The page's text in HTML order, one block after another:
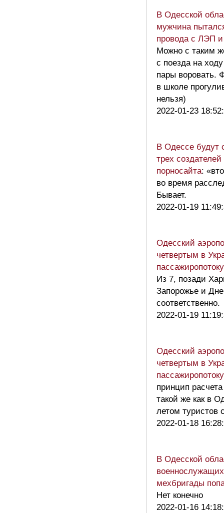
В Одесской
мужчина
провода с ЛЭП
Можно с таким
с поезда на
пары воровать.
в школе
нельзя)
2022-01-23
В Одессе будут
трех создателей
порносайта:
во время
Бывает.
2022-01-19
Одесский
четвертым в
пассажиропотоку
Из 7, позади
Запорожье и
2022-01-19
Одесский
четвертым в
пассажиропотоку
принцип
такой же как в
летом туристов
2022-01-18
В Одесской
мехбригады
Нет конечно
2022-01-16